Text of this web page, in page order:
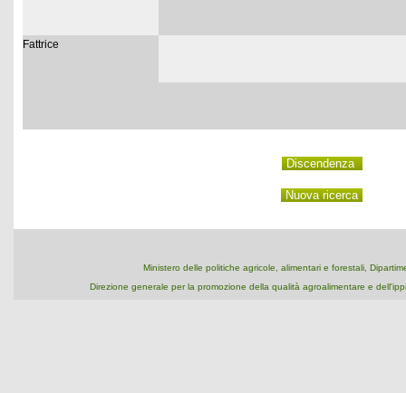
Fattrice
Ministero delle politiche agricole, alimentari e forestali,
Direzione generale per la promozione della qualità agroalimentare e